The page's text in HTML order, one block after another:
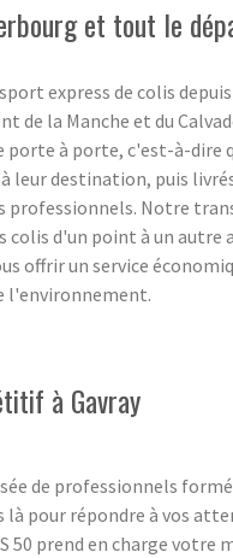
et tout le
express de colis
de la Manche et du
porte à porte, c'est-à-
leur destination, puis
professionnels. Notre
colis d'un point à un autre
offrir un service
l'environnement.
à Gavray
de professionnels
pour répondre à vos
50 prend en charge votre